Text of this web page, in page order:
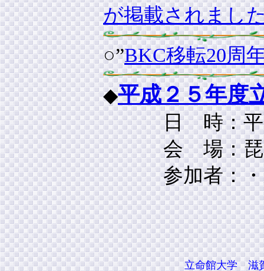
が掲載されまし
○”BKC移転20周
◆平成２５年度
日 時：平成２
会 場：琵琶
参加者：
・会
立命館大学 滋